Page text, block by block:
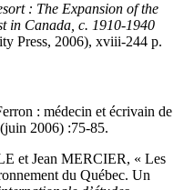
: The Expansion of the
in Canada, c. 1910-1940
Press, 2006), xviii-244 p.
: médecin et écrivain de
2006) :75-85.
et Jean MERCIER, « Les
du Québec. Un